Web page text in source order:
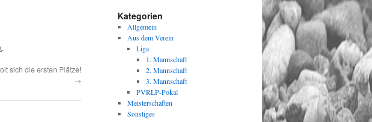
.
sich die ersten Plätze!
→
Kategorien
Allgemein
Aus dem Verein
Liga
1. Mannschaft
2. Mannschaft
3. Mannschaft
PVRLP-Pokal
Meisterschaften
Sonstiges